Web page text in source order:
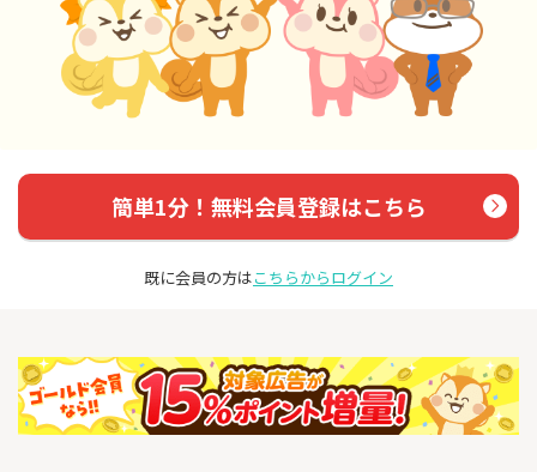
簡単1分！無料会員登録はこちら
既に会員の方はこちらからログイン